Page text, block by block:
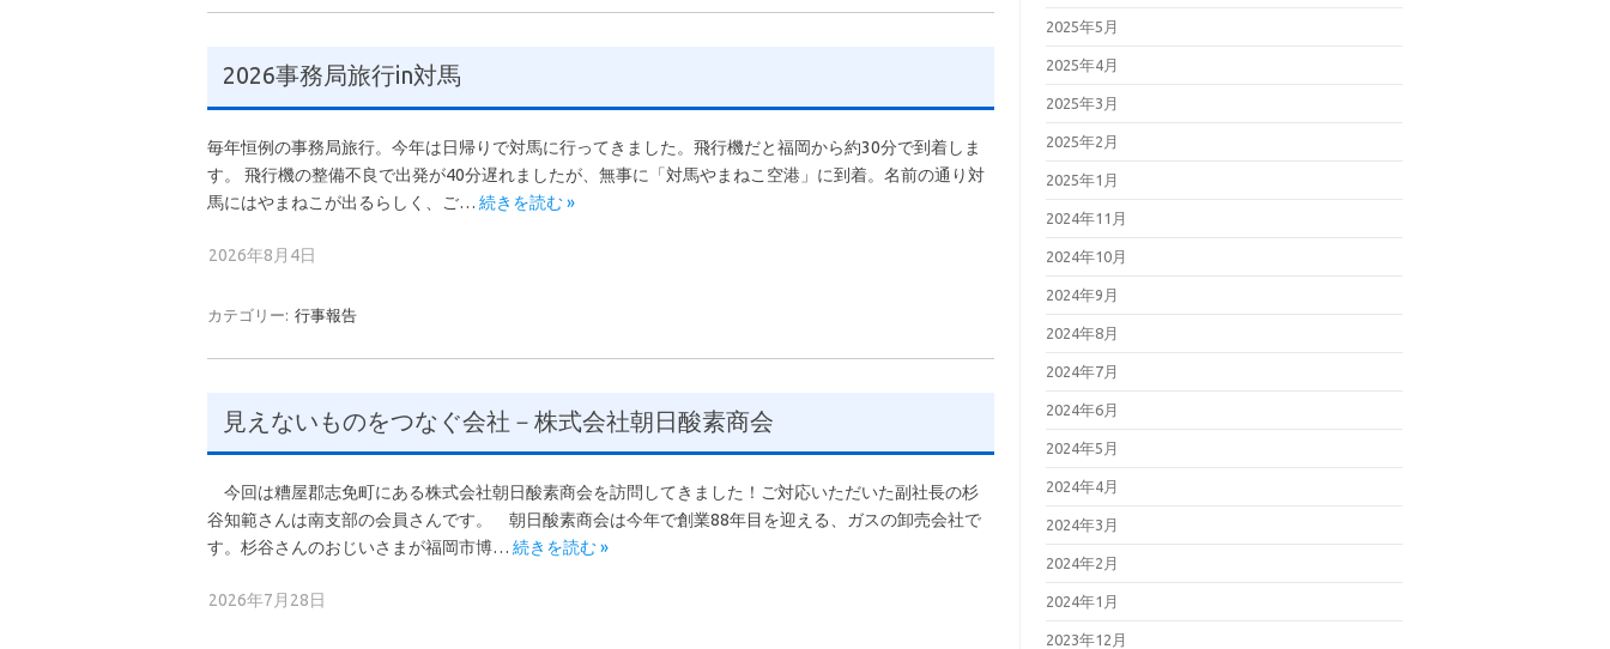
2026事務局旅行in対馬
毎年恒例の事務局旅行。今年は日帰りで対馬に行ってきました。飛行機だと福岡から約30分で到着しま
す。 飛行機の整備不良で出発が40分遅れましたが、無事に「対馬やまねこ空港」に到着。名前の通り対
馬にはやまねこが出るらしく、ご… 続きを読む »
2026年8月4日
カテゴリー: 行事報告
見えないものをつなぐ会社－株式会社朝日酸素商会
今回は糟屋郡志免町にある株式会社朝日酸素商会を訪問してきました！ご対応いただいた副社長の杉
谷知範さんは南支部の会員さんです。 朝日酸素商会は今年で創業88年目を迎える、ガスの卸売会社で
す。杉谷さんのおじいさまが福岡市博… 続きを読む »
2026年7月28日
2025年5月
2025年4月
2025年3月
2025年2月
2025年1月
2024年11月
2024年10月
2024年9月
2024年8月
2024年7月
2024年6月
2024年5月
2024年4月
2024年3月
2024年2月
2024年1月
2023年12月